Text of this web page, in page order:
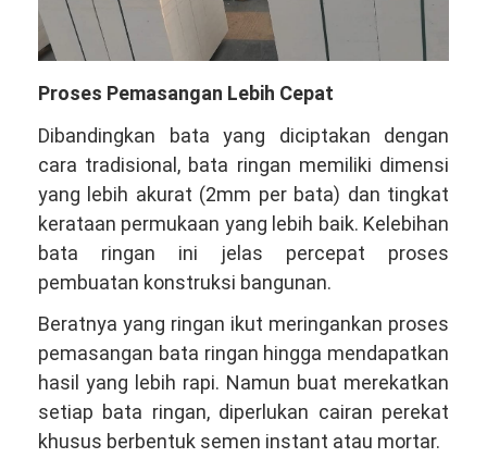
Proses Pemasangan Lebih Cepat
Dibandingkan bata yang diciptakan dengan
cara tradisional, bata ringan memiliki dimensi
yang lebih akurat (2mm per bata) dan tingkat
kerataan permukaan yang lebih baik. Kelebihan
bata ringan ini jelas percepat proses
pembuatan konstruksi bangunan.
Beratnya yang ringan ikut meringankan proses
pemasangan bata ringan hingga mendapatkan
hasil yang lebih rapi. Namun buat merekatkan
setiap bata ringan, diperlukan cairan perekat
khusus berbentuk semen instant atau mortar.